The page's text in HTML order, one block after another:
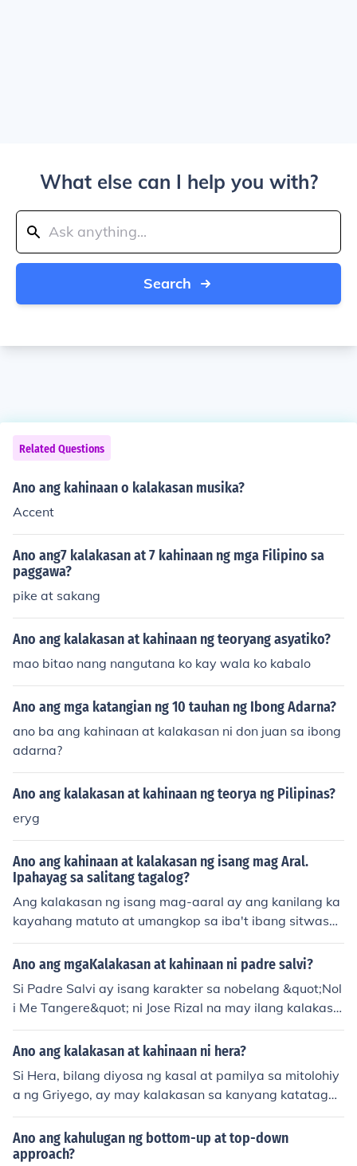
What else can I help you with?
Search
Related Questions
Ano ang kahinaan o kalakasan musika?
Accent
Ano ang7 kalakasan at 7 kahinaan ng mga Filipino sa
paggawa?
pike at sakang
Ano ang kalakasan at kahinaan ng teoryang asyatiko?
mao bitao nang nangutana ko kay wala ko kabalo
Ano ang mga katangian ng 10 tauhan ng Ibong Adarna?
ano ba ang kahinaan at kalakasan ni don juan sa ibong
adarna?
Ano ang kalakasan at kahinaan ng teorya ng Pilipinas?
eryg
Ano ang kahinaan at kalakasan ng isang mag Aral.
Ipahayag sa salitang tagalog?
Ang kalakasan ng isang mag-aaral ay ang kanilang ka
kayahang matuto at umangkop sa iba't ibang sitwasyo
n, pati na rin ang kanilang determinasyon at pagnanais
na magtagumpay. Sa kabilang banda, ang kahinaan a
a asignatura, o ang kawalan ng sapat na suporta mula
sa pamilya o kaibigan. Mahalaga na matutunan ng mg
a mag-aaral kung paano i-maximize ang kanilang kala
kasan at tugunan ang kanilang kahinaan upang magin
g matagumpay sa kanilang pag-aaral.
Ano ang mgaKalakasan at kahinaan ni padre salvi?
Si Padre Salvi ay isang karakter sa nobelang &quot;Nol
i Me Tangere&quot; ni Jose Rizal na may ilang kalakasa
n at kahinaan. Ang kanyang kalakasan ay ang kanyang
mataas na katayuan bilang isang pari, na nagbibigay s
Sa kabilang banda, ang kanyang kahinaan ay ang kan
yang pagkakaroon ng mga makasariling layunin at hin
di matuwid na pag-uugali, na nagiging sanhi ng kanya
ng pagkamangmang at pagnanasa sa kapangyarihan,
na nagdadala sa kanya sa mga hindi makatarungang
Ano ang kalakasan at kahinaan ni hera?
Si Hera, bilang diyosa ng kasal at pamilya sa mitolohiy
a ng Griyego, ay may kalakasan sa kanyang katatagan
at pagiging mapagbigay sa mga babae, lalo na sa mg
a may-asawa. Gayunpaman, ang kanyang kahinaan a
y ang kanyang matinding pagkamanghimagsik at pag
Ano ang kahulugan ng bottom-up at top-down
approach?